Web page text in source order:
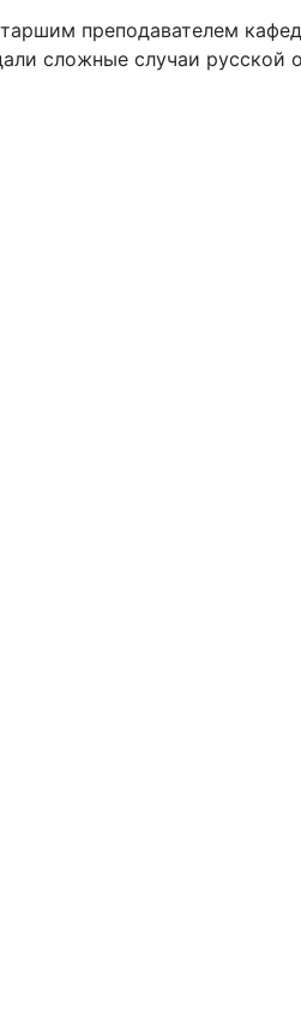
преподавателем
сложные случаи русской